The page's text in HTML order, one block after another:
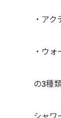
・ア
・ウ
の3種